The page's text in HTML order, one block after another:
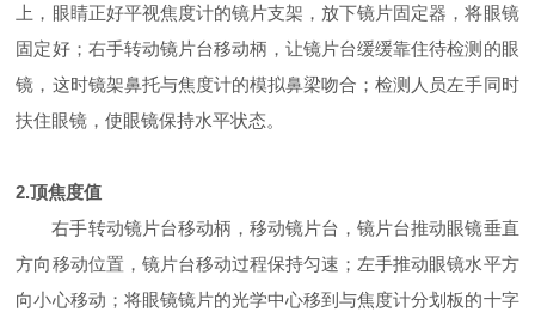
上，眼睛正好平视焦度计的镜片支架，放下镜片固定器，将眼镜
固定好；右手转动镜片台移动柄，让镜片台缓缓靠住待检测的眼
镜，这时镜架鼻托与焦度计的模拟鼻梁吻合；检测人员左手同时
扶住眼镜，使眼镜保持水平状态。
2.顶焦度值
右手转动镜片台移动柄，移动镜片台，镜片台推动眼镜垂直
方向移动位置，镜片台移动过程保持匀速；左手推动眼镜水平方
向小心移动；将眼镜镜片的光学中心移到与焦度计分划板的十字